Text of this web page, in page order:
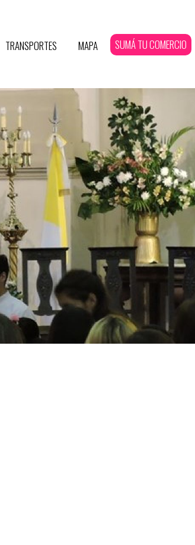
TRANSPORTES MAPA SUMÁ TU COMERCIO